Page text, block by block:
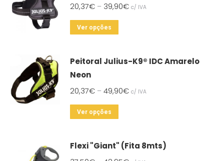
20,37€ – 39,90€ c/ IVA
Ver opções
multiple
The
options
may
chosen
Peitoral Julius-K9® IDC Amarelo
Neon
20,37€ – 49,90€ c/ IVA
Ver opções
multiple
Flexi "Giant" (Fita 8mts)